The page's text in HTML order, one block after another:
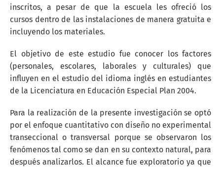
inscritos, a pesar de que la escuela les ofreció los
cursos dentro de las instalaciones de manera gratuita e
incluyendo los materiales.
El objetivo de este estudio fue conocer los factores
(personales, escolares, laborales y culturales) que
influyen en el estudio del idioma inglés en estudiantes
de la Licenciatura en Educación Especial Plan 2004.
Para la realización de la presente investigación se optó
por el enfoque cuantitativo con diseño no experimental
transeccional o transversal porque se observaron los
fenómenos tal como se dan en su contexto natural, para
después analizarlos. El alcance fue exploratorio ya que